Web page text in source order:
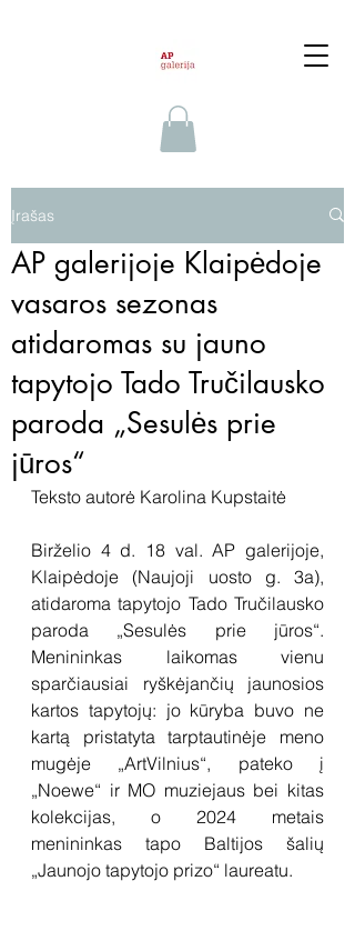
Įrašas
AP galerijoje Klaipėdoje
vasaros sezonas
atidaromas su jauno
tapytojo Tado Tručilausko
paroda „Sesulės prie
jūros“
Teksto autorė Karolina Kupstaitė
Birželio 4 d. 18 val. AP galerijoje,
Klaipėdoje (Naujoji uosto g. 3a),
atidaroma tapytojo Tado Tručilausko
paroda „Sesulės prie jūros“.
Menininkas laikomas vienu
sparčiausiai ryškėjančių jaunosios
kartos tapytojų: jo kūryba buvo ne
kartą pristatyta tarptautinėje meno
mugėje „ArtVilnius“, pateko į
„Noewe“ ir MO muziejaus bei kitas
kolekcijas, o 2024 metais
menininkas tapo Baltijos šalių
„Jaunojo tapytojo prizo“ laureatu.